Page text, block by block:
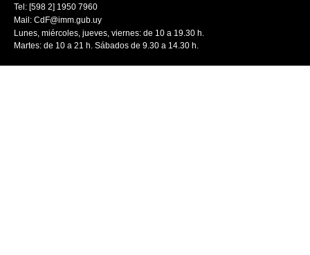
Tel: [598 2] 1950 7960
Mail: CdF@imm.gub.uy
Lunes, miércoles, jueves, viernes: de 10 a 19.30 h.
Martes: de 10 a 21 h. Sábados de 9.30 a 14.30 h.